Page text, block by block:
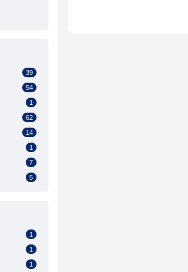
39
54
1
62
14
1
7
5
1
1
1